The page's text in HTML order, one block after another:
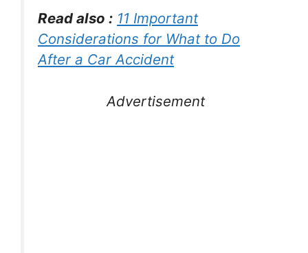
Read also : 11 Important
Considerations for What to Do
After a Car Accident
Advertisement